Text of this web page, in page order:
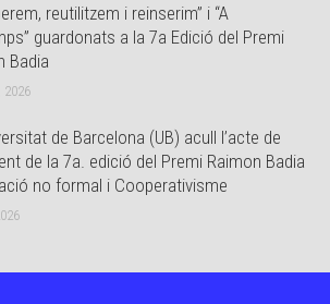
reutilitzem i reinserim” i “A
guardonats a la 7a Edició del Premi
Badia
2026
de Barcelona (UB) acull l’acte de
de la 7a. edició del Premi Raimon Badia
no formal i Cooperativisme